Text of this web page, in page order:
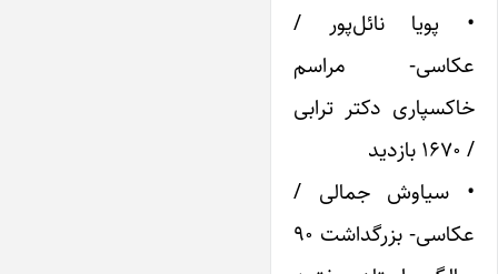
• پویا نائل‌پور /
عکاسی- مراسم
خاکسپاری دکتر ترابی
• سیاوش جمالی /
عکاسی- بزرگداشت ۹۰